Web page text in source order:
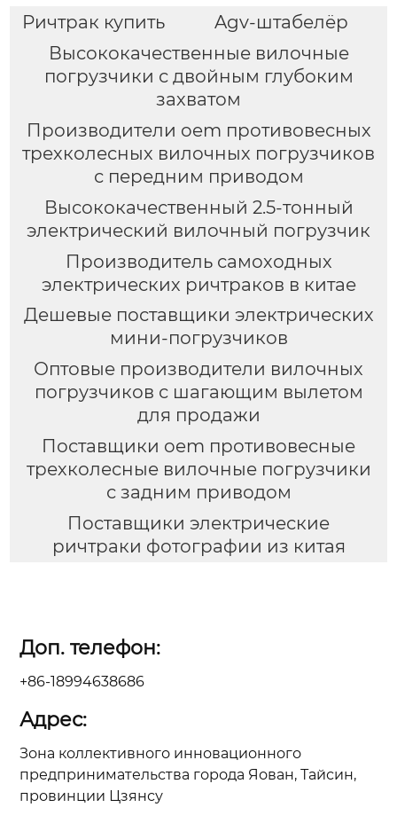
Ричтрак купить
Agv-штабелёр
Высококачественные вилочные
погрузчики с двойным глубоким
захватом
Производители oem противовесных
трехколесных вилочных погрузчиков
с передним приводом
Высококачественный 2.5-тонный
электрический вилочный погрузчик
Производитель самоходных
электрических ричтраков в китае
Дешевые поставщики электрических
мини-погрузчиков
Оптовые производители вилочных
погрузчиков с шагающим вылетом
для продажи
Поставщики oem противовесные
трехколесные вилочные погрузчики
с задним приводом
Поставщики электрические
ричтраки фотографии из китая
Доп. телефон:
+86-18994638686
Адрес:
Зона коллективного инновационного
предпринимательства города Яован, Тайсин,
провинции Цзянсу